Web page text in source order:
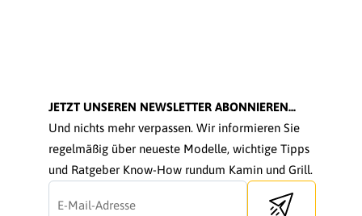
JETZT UNSEREN NEWSLETTER ABONNIEREN...
Und nichts mehr verpassen. Wir informieren Sie
regelmäßig über neueste Modelle, wichtige Tipps
und Ratgeber Know-How rundum Kamin und Grill.
Send newsletter